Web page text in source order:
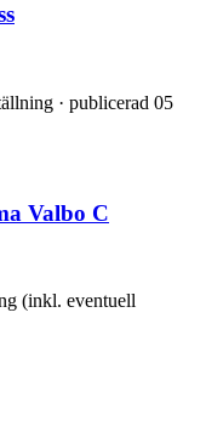
· publicerad 05
Valbo C
(inkl. eventuell